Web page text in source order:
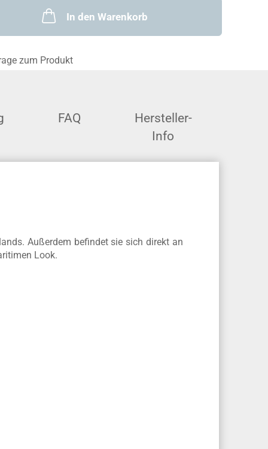
In den Warenkorb
zum Produkt
FAQ
Hersteller-
Info
Außerdem befindet sie sich direkt an
Look.